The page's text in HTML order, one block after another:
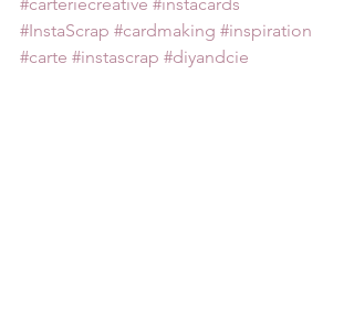
#InstaScrap #cardmaking #inspiration
#carte #instascrap #diyandcie